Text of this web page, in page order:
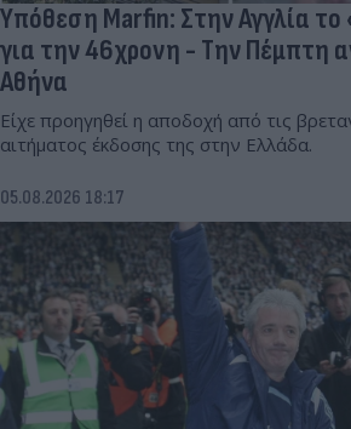
Υπόθεση Marfin: Στην Αγγλία το
για την 46χρονη - Την Πέμπτη
Αθήνα
Είχε προηγηθεί η αποδοχή από τις
αιτήματος έκδοσης της στην Ελλάδα.
05.08.2026 18:17